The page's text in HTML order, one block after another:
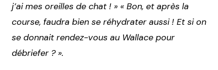
j’ai mes oreilles de chat ! » « Bon, et après la
course, faudra bien se réhydrater aussi ! Et si on
se donnait rendez-vous au Wallace pour
débriefer ? ».